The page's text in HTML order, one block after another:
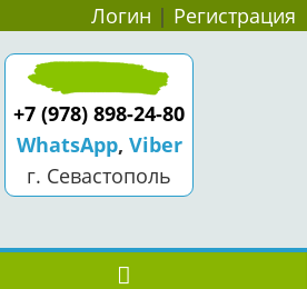
Логин | Регистрация
+7 (978) 898-24-80
WhatsApp, Viber
г. Севастополь